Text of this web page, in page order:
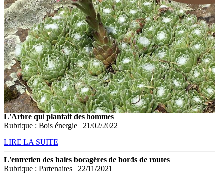
L'Arbre qui plantait des hommes
Rubrique : Bois énergie | 21/02/2022
LIRE LA SUITE
L'entretien des haies bocagères de bords de routes
Rubrique : Partenaires | 22/11/2021